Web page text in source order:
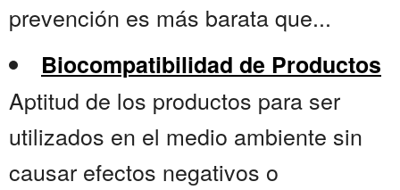
prevención es más barata que...
Biocompatibilidad de Productos
Aptitud de los productos para ser
utilizados en el medio ambiente sin
causar efectos negativos o